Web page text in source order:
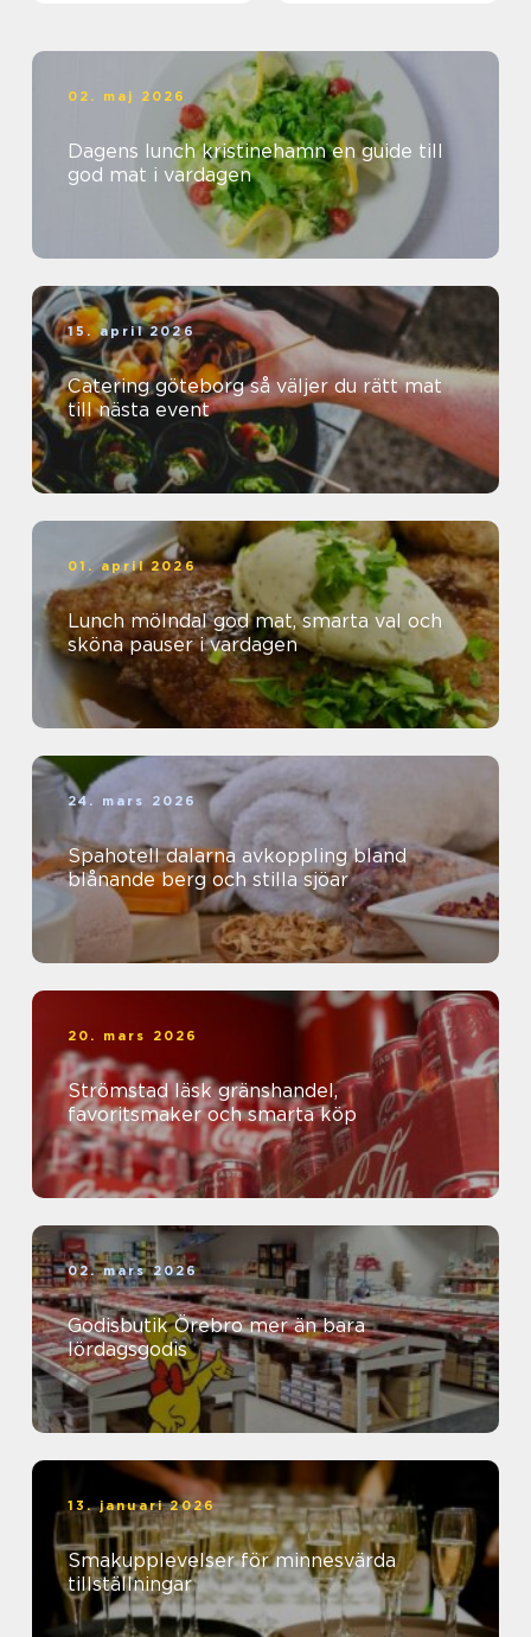
02. maj 2026
Dagens lunch kristinehamn en guide till
god mat i vardagen
15. april 2026
Catering göteborg så väljer du rätt mat
till nästa event
01. april 2026
Lunch mölndal god mat, smarta val och
sköna pauser i vardagen
24. mars 2026
Spahotell dalarna avkoppling bland
blånande berg och stilla sjöar
20. mars 2026
Strömstad läsk gränshandel,
favoritsmaker och smarta köp
02. mars 2026
Godisbutik Örebro mer än bara
lördagsgodis
13. januari 2026
Smakupplevelser för minnesvärda
tillställningar